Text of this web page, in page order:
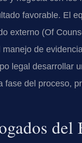
favorable. El
externo (Of
de
legal desarrollar
fase del proceso,
del